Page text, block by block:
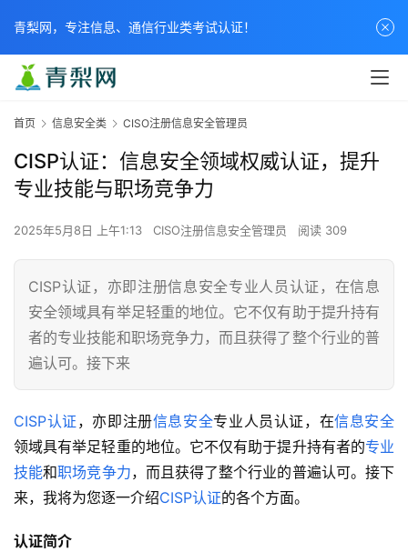
首页 信息安全类 CISO注册信息安全管理员
CISP认证：信息安全领域权威认证，提升
专业技能与职场竞争力
2025年5月8日 上午1:13 CISO注册信息安全管理员 阅读 309
CISP认证，亦即注册信息安全专业人员认证，在信息
安全领域具有举足轻重的地位。它不仅有助于提升持有
者的专业技能和职场竞争力，而且获得了整个行业的普
遍认可。接下来
CISP认证 ，亦即注册信息安全专业人员认证，在信息安全
领域具有举足轻重的地位。它不仅有助于提升持有者的专业
技能和职场竞争力，而且获得了整个行业的普遍认可。接下
来，我将为您逐一介绍CISP认证的各个方面。
认证简介
青梨网，专注信息、通信行业类考试认证！